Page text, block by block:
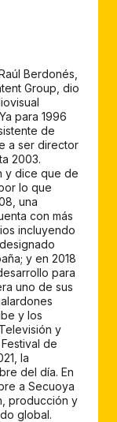
Berdonés,
Group, dio
para 1996
de
a ser director
2003.
y dice que de
lo que
una
con más
incluyendo
y en 2018
para
uno de sus
y los
y
de
la
del día. En
a Secuoya
producción y
global.